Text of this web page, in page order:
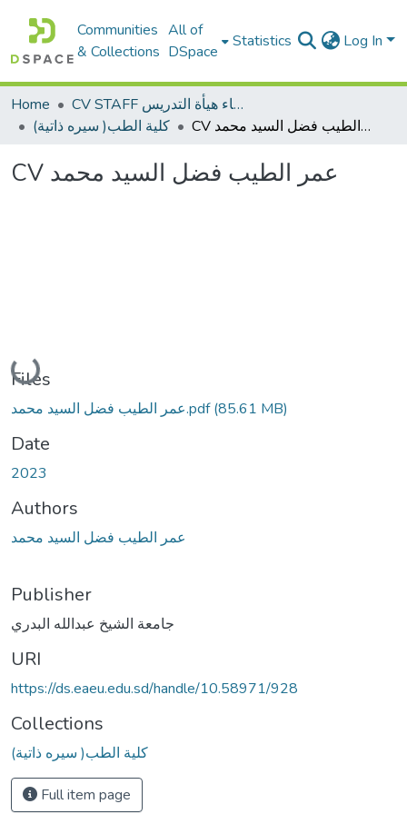
Communities
& Collections
All of
DSpace
Statistics Log In
Home
CV STAFF السيره الذاتية لأعضاء هيأة التدريس
(سيره ذاتية )كلية الطب
CV عمر الطيب فضل السيد محمد
CV عمر الطيب فضل السيد محمد
Loading...
Files
عمر الطيب فضل السيد محمد.pdf(85.61 MB)
Date
2023
Authors
عمر الطيب فضل السيد محمد
Publisher
جامعة الشيخ عبدالله البدري
URI
https://ds.eaeu.edu.sd/handle/10.58971/928
Collections
(سيره ذاتية )كلية الطب
Full item page